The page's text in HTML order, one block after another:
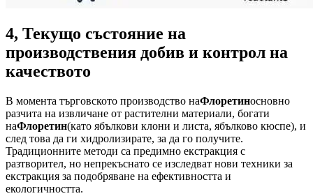
4, Текущо състояние на
производствения добив и контрол на
качеството
В момента търговското производство наФлоретиносновно
разчита на извличане от растителни материали, богати
наФлоретин(като ябълкови клони и листа, ябълково кюспе), и
след това да ги хидролизирате, за да го получите.
Традиционните методи са предимно екстракция с
разтворител, но непрекъснато се изследват нови техники за
екстракция за подобряване на ефективността и
екологичността.